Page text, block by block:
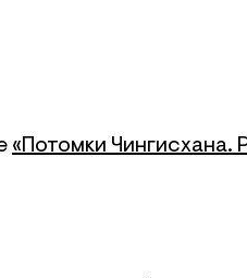
«Потомки Чингисхана.